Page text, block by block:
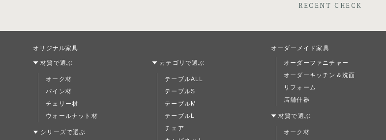
RECENT CHECK
オリジナル家具
材質で選ぶ
オーク材
パイン材
チェリー材
ウォールナット材
シリーズで選ぶ
カテゴリで選ぶ
テーブルALL
テーブルS
テーブルM
テーブルL
チェア
オーダーメイド家具
オーダーファニチャー
オーダーキッチン＆洗面
リフォーム
店舗什器
材質で選ぶ
オーク材